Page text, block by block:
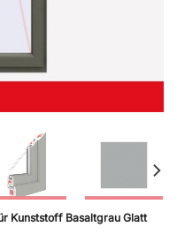
Kunststoff Basaltgrau Glatt